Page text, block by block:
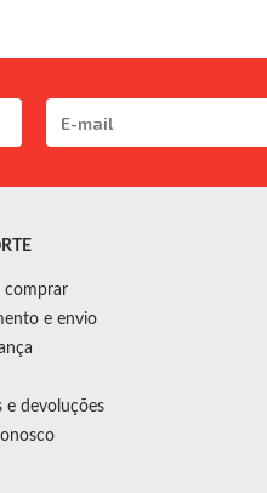
comprar
e envio
e devoluções